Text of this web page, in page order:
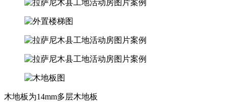
木地板为14mm多层木地板